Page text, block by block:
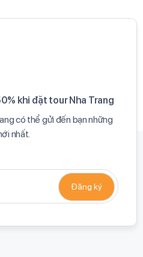
khi đặt tour Nha Trang​
có thể gửi đến bạn những
nhất.​